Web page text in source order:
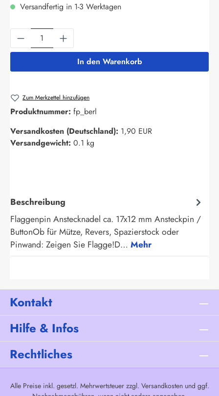
Versandfertig in 1-3 Werktagen
Produkt Anzahl: Gib den gewünschten
In den Warenkorb
Zum Merkzettel hinzufügen
Produktnummer: fp_berl
Versandkosten (Deutschland): 1,90 EUR
Versandgewicht: 0.1 kg
Beschreibung
Flaggenpin Anstecknadel ca. 17x12 mm Ansteckpin /
ButtonOb für Mütze, Revers, Spazierstock oder
Pinwand: Zeigen Sie Flagge!D… Mehr
Kontakt
Hilfe & Infos
Rechtliches
Alle Preise inkl. gesetzl. Mehrwertsteuer zzgl. Versandkostenund ggf.